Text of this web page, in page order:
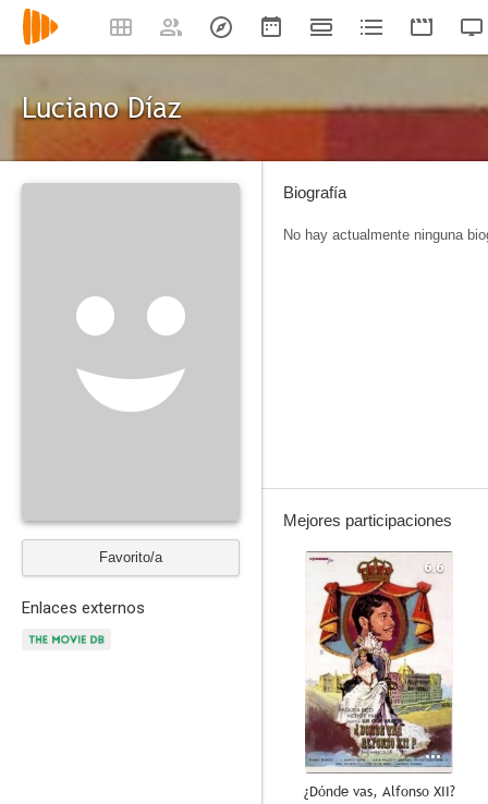
Luciano Díaz
Favorito/a
Enlaces externos
Biografía
No hay actualmente ninguna
Mejores participaciones
6.6
¿Dónde vas, Alfonso XII?